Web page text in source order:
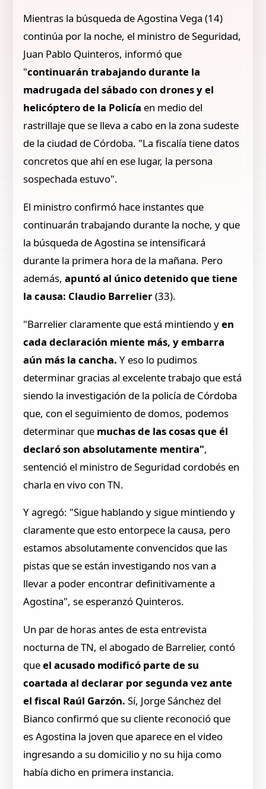
Mientras la búsqueda de Agostina Vega (14)
continúa por la noche, el ministro de Seguridad,
Juan Pablo Quinteros, informó que
"continuarán trabajando durante la
madrugada del sábado con drones y el
helicóptero de la Policía en medio del
rastrillaje que se lleva a cabo en la zona sudeste
de la ciudad de Córdoba. "La fiscalía tiene datos
concretos que ahí en ese lugar, la persona
sospechada estuvo".
El ministro confirmó hace instantes que
continuarán trabajando durante la noche, y que
la búsqueda de Agostina se intensificará
durante la primera hora de la mañana. Pero
además,apuntó al único detenido que tiene
la causa: Claudio Barrelier(33).
"Barrelier claramente que está mintiendo yen
cada declaración miente más, y embarra
aún más la cancha. Y eso lo pudimos
determinar gracias al excelente trabajo que está
siendo la investigación de la policía de Córdoba
que, con el seguimiento de domos, podemos
determinar que muchas de las cosas que él
declaró son absolutamente mentira",
sentenció el ministro de Seguridad cordobés en
charla en vivo con TN.
Y agregó: "Sigue hablando y sigue mintiendo y
claramente que esto entorpece la causa, pero
estamos absolutamente convencidos que las
pistas que se están investigando nos van a
llevar a poder encontrar definitivamente a
Agostina", se esperanzó Quinteros.
Un par de horas antes de esta entrevista
nocturna de TN, el abogado de Barrelier, contó
queel acusado modificó parte de su
coartada al declarar por segunda vez ante
el fiscal Raúl Garzón. Sí, Jorge Sánchez del
Bianco confirmó que su cliente reconoció que
es Agostina la joven que aparece en el video
ingresando a su domicilio y no su hija como
había dicho en primera instancia.